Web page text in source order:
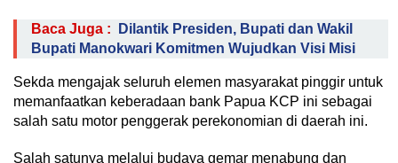
Baca Juga :
Dilantik Presiden, Bupati dan Wakil
Bupati Manokwari Komitmen Wujudkan Visi Misi
Sekda mengajak seluruh elemen masyarakat pinggir untuk
memanfaatkan keberadaan bank Papua KCP ini sebagai
salah satu motor penggerak perekonomian di daerah ini.
Salah satunya melalui budaya gemar menabung dan